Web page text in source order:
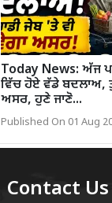
Today News: ਅੱਜ
ਵਿੱਚ ਹੋਏ ਵੱਡੇ ਬਦਲਾਅ,
ਅਸਰ, ਹੁਣੇ ਜਾਣੋ...
Published On 01 Aug
Contact Us